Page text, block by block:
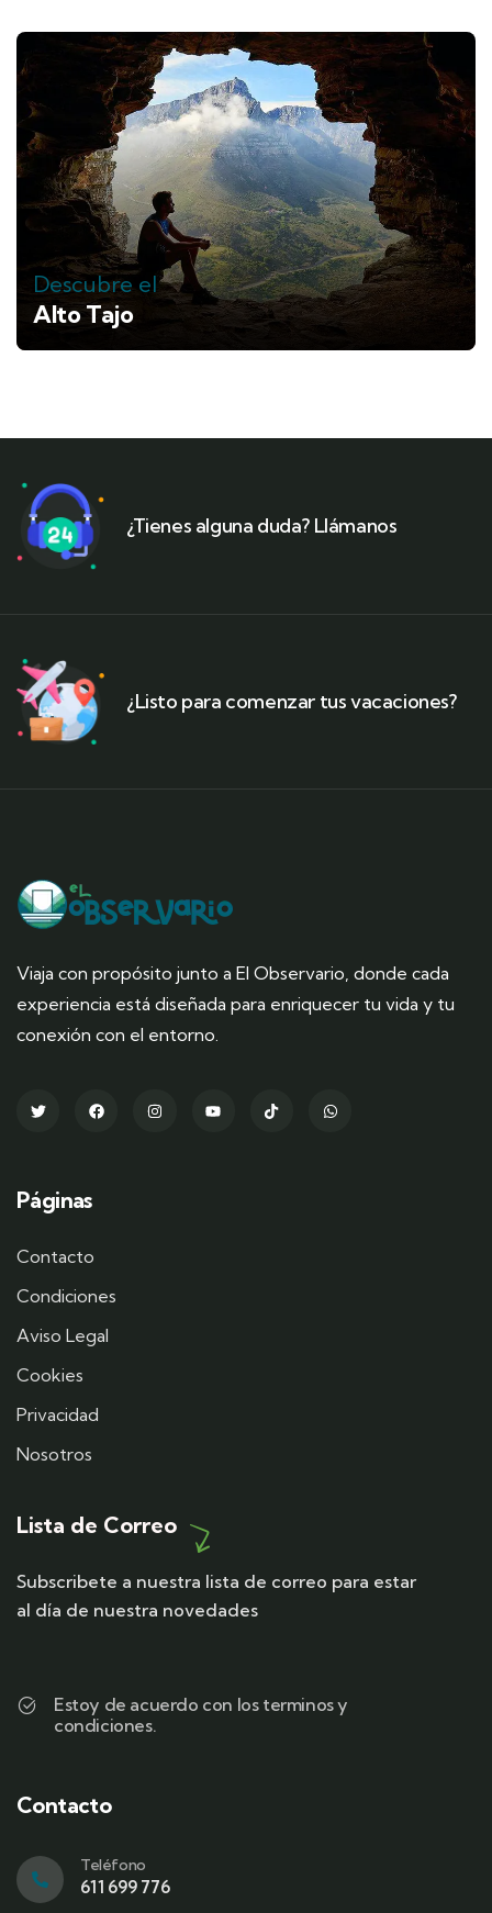
Descubre el
Alto Tajo
¿Tienes alguna duda? Llámanos
¿Listo para comenzar tus vacaciones?
Viaja con propósito junto a El Observario, donde cada
experiencia está diseñada para enriquecer tu vida y tu
conexión con el entorno.
Páginas
Contacto
Condiciones
Aviso Legal
Cookies
Privacidad
Nosotros
Lista de Correo
Subscribete a nuestra lista de correo para estar
al día de nuestra novedades
Estoy de acuerdo con los terminos y
condiciones.
Contacto
Teléfono
611 699 776